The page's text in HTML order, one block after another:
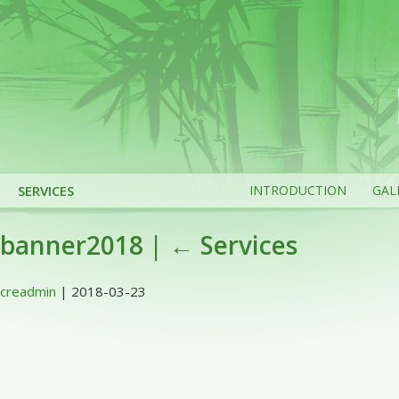
SERVICES INTRODUCTION
banner2018 | ← Services
creadmin | 2018-03-23